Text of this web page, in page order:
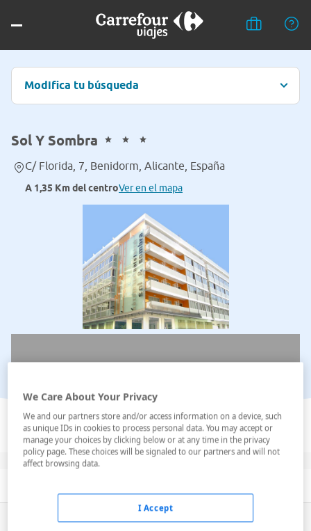
Modifica tu búsqueda
Sol Y Sombra
C/ Florida, 7, Benidorm, Alicante, España
A 1,35 Km del centroVer en el mapa
Ver en el mapa
Hotel Sol y Sombraes uno de los alojamientos más
We Care About Your Privacy
We and our partners store and/or access information on a device, such
as unique IDs in cookies to process personal data. You may accept or
manage your choices by clicking below or at any time in the privacy
policy page. These choices will be signaled to our partners and will not
affect browsing data.
I Accept